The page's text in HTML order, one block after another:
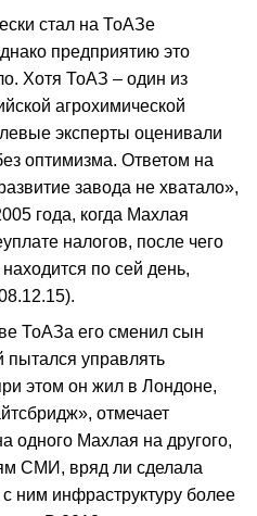
стал на ТоАЗе
предприятию это
Хотя ТоАЗ – один из
агрохимической
эксперты оценивали
оптимизма. Ответом на
завода не хватало»,
года, когда Махлая
налогов, после чего
по сей день,
ТоАЗа его сменил сын
управлять
этом он жил в Лондоне,
отмечает
одного Махлая на другого,
СМИ, вряд ли сделала
ним инфраструктуру более